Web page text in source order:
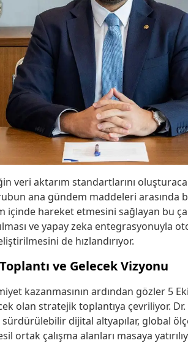
veri aktarım standartlarını
ana gündem maddeleri arasında
içinde hareket etmesini sağlayan bu
ve yapay zeka entegrasyonuyla
de hızlandırıyor.
ve Gelecek Vizyonu
kazanmasının ardından gözler 5
olan stratejik toplantıya çevriliyor. Dr.
dijital altyapılar, global
ortak çalışma alanları masaya